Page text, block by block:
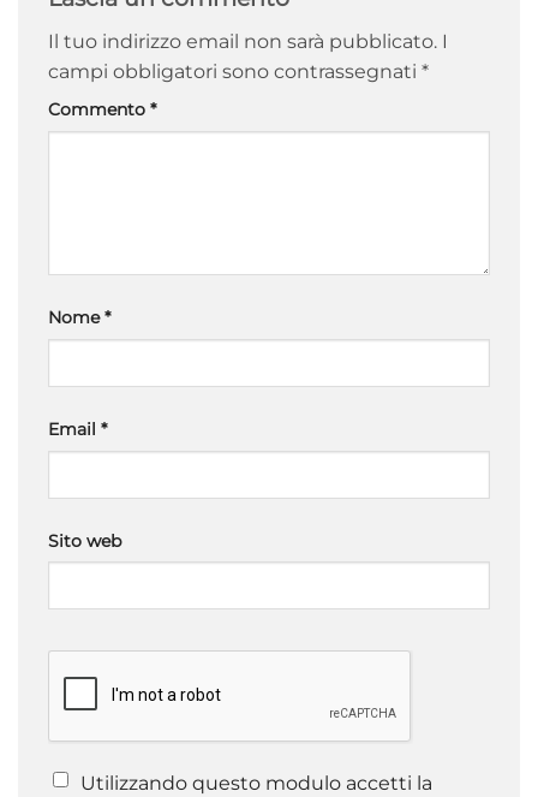
Il tuo indirizzo email non sarà pubblicato. I
campi obbligatori sono contrassegnati *
Commento *
Nome*
Email *
Sito web
Utilizzando questo modulo accetti la